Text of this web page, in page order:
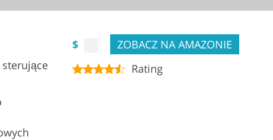
$
ZOBACZ NA AMAZONIE
Rating